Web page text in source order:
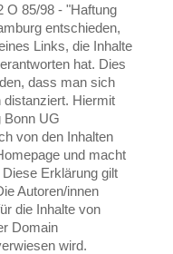
O 85/98 - "Haftung
entschieden,
Links, die Inhalte
hat. Dies
dass man sich
Hiermit
Bonn UG
von den Inhalten
und macht
Erklärung gilt
Autoren/innen
die Inhalte von
Domain
wird.